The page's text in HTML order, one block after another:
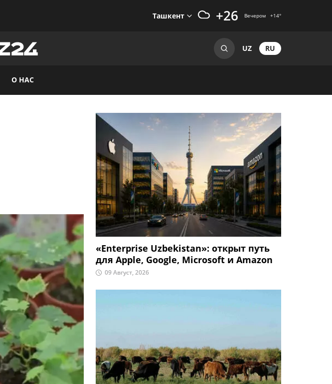
Ташкент +26 Вечером +14°
UZ RU
О НАС
«Enterprise Uzbekistan»: открыт путь
для Apple, Google, Microsoft и Amazon
09 Август, 2026